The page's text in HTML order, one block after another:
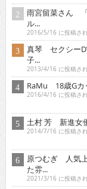
雨宮留菜さん
ル...
2016/5/16 に投稿さ
真琴 セクシー
子...
2013/4/16 に投稿さ
RaMu 18歳Gカ
2016/4/16 に投稿さ
土村 芳 新進女
2014/7/16 に投稿さ
原つむぎ 人気
た雰...
2021/3/16 に投稿さ